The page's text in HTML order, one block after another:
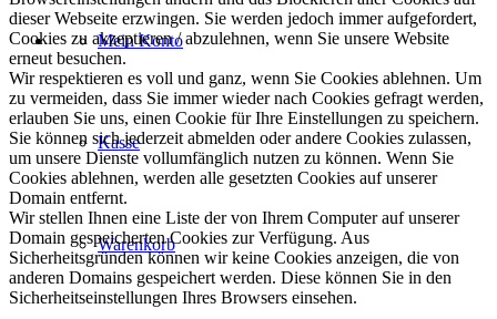
Mein Konto
Kasse
Warenkorb
dieser Webseite erzwingen. Sie werden jedoch immer aufgefordert,
Cookies zu akzeptieren / abzulehnen, wenn Sie unsere Website
erneut besuchen.
Wir respektieren es voll und ganz, wenn Sie Cookies ablehnen. Um
zu vermeiden, dass Sie immer wieder nach Cookies gefragt werden,
erlauben Sie uns, einen Cookie für Ihre Einstellungen zu speichern.
Sie können sich jederzeit abmelden oder andere Cookies zulassen,
um unsere Dienste vollumfänglich nutzen zu können. Wenn Sie
Cookies ablehnen, werden alle gesetzten Cookies auf unserer
Domain entfernt.
Wir stellen Ihnen eine Liste der von Ihrem Computer auf unserer
Domain gespeicherten Cookies zur Verfügung. Aus
Sicherheitsgründen können wir keine Cookies anzeigen, die von
anderen Domains gespeichert werden. Diese können Sie in den
Sicherheitseinstellungen Ihres Browsers einsehen.